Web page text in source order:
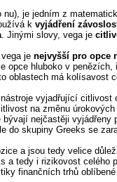
nu), je jedním z
kvyjádření
. Jinými slovy, vega je
vega jenejvyšší pro opce
opce hluboko v
oblastech má kolísavost
vyjadřující citlivost
na změnu
bývají nejčastěji vyjádřeny
do skupiny Greeks se
a jsou tedy velice
a tedy i rizikovost
finančních trhů